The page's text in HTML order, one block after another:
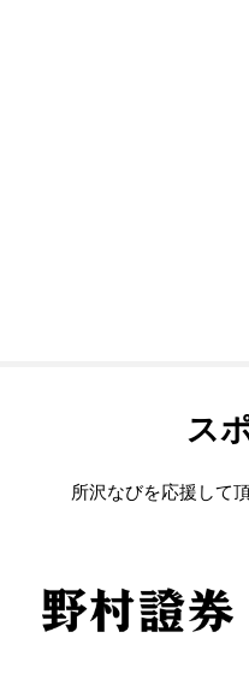
ス
所沢なびを応援して